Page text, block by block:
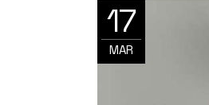
17
MAR